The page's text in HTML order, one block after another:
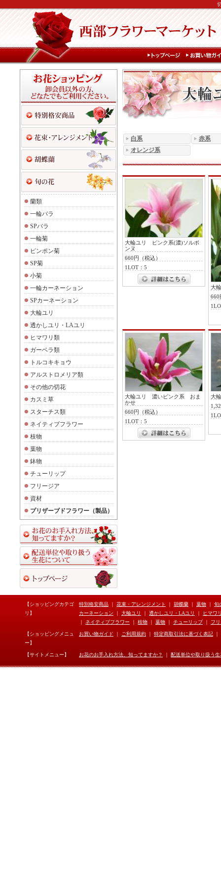
蘭類
一輪バラ
SPバラ
一輪菊
ピンポン菊
SP菊
小菊
一輪カーネーション
SPカーネーション
大輪ユリ
透かしユリ・LAユリ
ヒマワリ類
ガーベラ類
トルコキキョウ
アルストロメリア類
その他の切花
カスミ草
スターチス類
ネイティブフラワー
枝物
葉物
鉢物
チューリップ
フリージア
資材
プリザーブドフラワー（製品）
白系
赤系
オレンジ系
大輪ユリ ピンク系(濃)ソルボ
ンヌ
660円（税込）
1LOT：5
大
660
大輪ユリ 濃いピンク系 おま
かせ
660円（税込）
1LOT：5
大
【ショッピングカテゴ
リ】
特別格安商品 ｜ 花束・アレンジメント ｜ 胡蝶蘭 ｜ 葉物 ｜ 旬
カーネーション ｜ 大輪ユリ ｜ 透かしユリ・LAユリ ｜
ヒマワ
｜ ネイティブフラワー ｜ 枝物 ｜ 葉物 ｜ チューリップ｜ フ
【ショッピングメニュ
ー】
お買い物ガイド ｜ ご利用規約 ｜ 特定商取引法に基づく表記 ｜
【サイトメニュー】 お花のお手入れ方法、知ってますか？ ｜ 配送単位や取り扱う